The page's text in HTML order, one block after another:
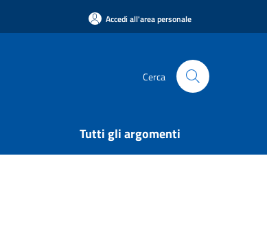
Accedi all'area personale
Cerca
Tutti gli argomenti